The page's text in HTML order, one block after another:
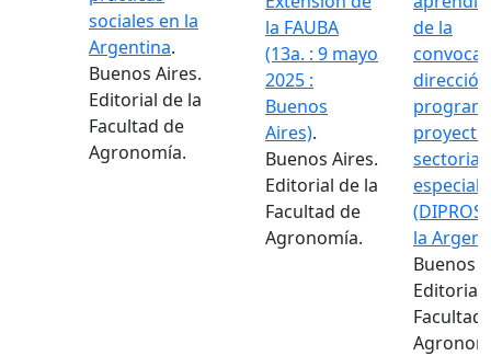
sociales en la
Argentina.
Buenos Aires.
Editorial de la
Facultad de
Agronomía.
la FAUBA
(13a. : 9 mayo
2025 :
Buenos
Aires).
Buenos Aires.
Editorial de la
Facultad de
Agronomía.
de la
la
Buenos
Editorial
Facultad
Previous Next